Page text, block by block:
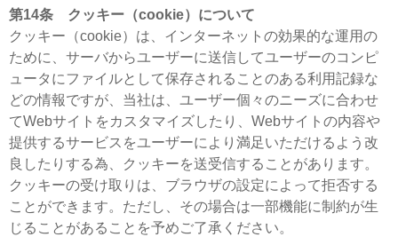
第14条 クッキー（cookie）について
クッキー（cookie）は、インターネットの効果的な運用の
ために、サーバからユーザーに送信してユーザーのコンピ
ュータにファイルとして保存されることのある利用記録な
どの情報ですが、当社は、ユーザー個々のニーズに合わせ
てWebサイトをカスタマイズしたり、Webサイトの内容や
提供するサービスをユーザーにより満足いただけるよう改
良したりする為、クッキーを送受信することがあります。
クッキーの受け取りは、ブラウザの設定によって拒否する
ことができます。ただし、その場合は一部機能に制約が生
じることがあることを予めご了承ください。